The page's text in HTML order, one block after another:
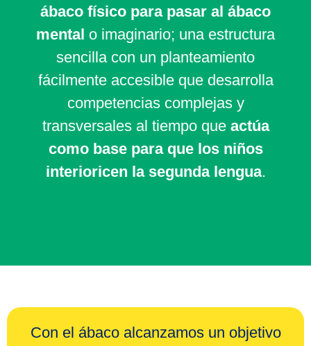
ábaco físico para pasar al ábaco
mental o imaginario; una estructura
sencilla con un planteamiento
fácilmente accesible que desarrolla
competencias complejas y
transversales al tiempo que actúa
como base para que los niños
interioricen la segunda lengua.
Con el ábaco alcanzamos un objetivo